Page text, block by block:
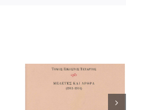
ΤΟΜΟΣ
για την
πνευματική
σχέση του
Κωστή